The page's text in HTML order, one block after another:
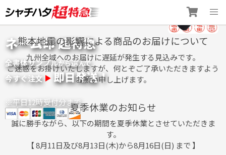
to
content
ネーム印 超特急
全書体サンプルから選んで
今すぐ注文 即日発送！
※平日12時受付分まで
熊本地震の影響による商品のお届けについて
九州全域へのお届けに遅延が発生する見込みです。
ご迷惑をお掛けいたしますが、何とぞご了承いただきますよう
お願い申し上げます。
夏季休業のお知らせ
誠に勝手ながら、以下の期間を夏季休業とさせていただきま
す。
【 8月11日及び8月13日(木)から8月16日(日) まで 】